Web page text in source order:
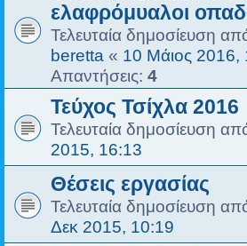
ελαφρόμυαλοι
Τελευταία δημοσίευση
beretta « 10 Μάιος 2016,
Απαντήσεις: 4
Τεύχος Τσίχλα 2016
Τελευταία δημοσίευση
2015, 16:13
Θέσεις εργασίας
Τελευταία δημοσίευση
Δεκ 2015, 10:19